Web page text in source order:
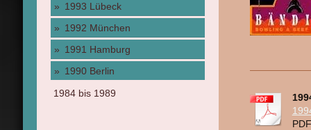
1993 Lübeck
1992 München
1991 Hamburg
1990 Berlin
1984 bis 1989